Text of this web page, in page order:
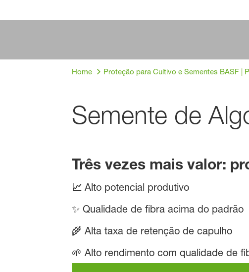
Home Proteção para Cultivo e Sementes BASF |
Semente de
Três vezes mais valor:
📈 Alto potencial produtivo
✨ Qualidade de fibra acima do padrão
🌾 Alta taxa de retenção de capulho
🌱 Alto rendimento com qualidade de